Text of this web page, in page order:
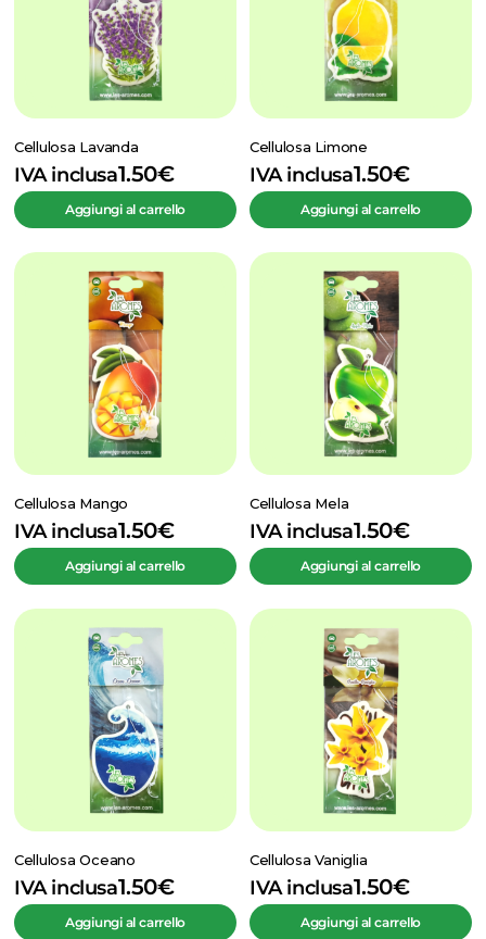
Cellulosa Lavanda
1.50€
IVA inclusa
Aggiungi al carrello
Cellulosa Limone
1.50€
IVA inclusa
Aggiungi al carrello
Cellulosa Mango
1.50€
IVA inclusa
Aggiungi al carrello
Cellulosa Mela
1.50€
IVA inclusa
Aggiungi al carrello
Cellulosa Oceano
1.50€
IVA inclusa
Aggiungi al carrello
Cellulosa Vaniglia
1.50€
IVA inclusa
Aggiungi al carrello